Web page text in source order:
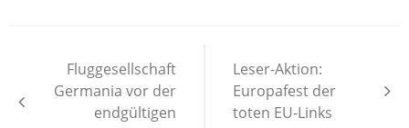
Fluggesellschaft
Germania vor der
endgültigen
Leser-Aktion:
Europafest der
toten EU-Links